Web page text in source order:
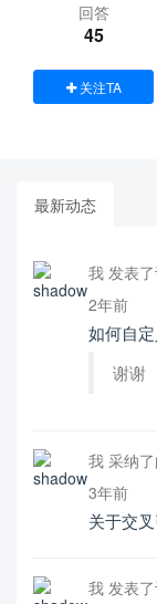
回答
45
关注TA
最新动态
我 发表
2年前
如何自
谢谢
我 采纳
3年前
关于交
我 发表